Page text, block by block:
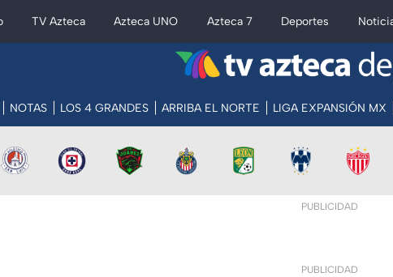
TV Azteca Azteca UNO Azteca 7 Deportes
NOTAS LOS 4 GRANDES ARRIBA EL NORTE LIGA EXPANSIÓN MX
PUBLICIDAD
PUBLICIDAD